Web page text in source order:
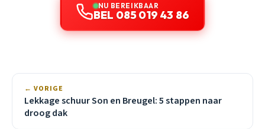
NU BEREIKBAAR
BEL 085 019 43 86
← VORIGE
Lekkage schuur Son en Breugel: 5 stappen naar
droog dak